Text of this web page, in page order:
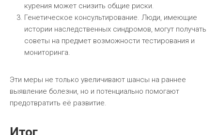
курения может снизить общие риски.
Генетическое консультирование. Люди, имеющие
истории наследственных синдромов, могут получать
советы на предмет возможности тестирования и
мониторинга.
Эти меры не только увеличивают шансы на раннее
выявление болезни, но и потенциально помогают
предотвратить её развитие.
Итог